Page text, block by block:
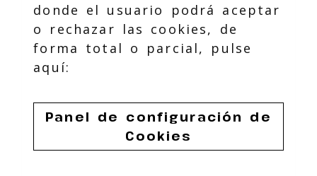
donde el usuario podrá aceptar
o rechazar las cookies, de
forma total o parcial, pulse
aquí:
Panel de configuración de
Cookies